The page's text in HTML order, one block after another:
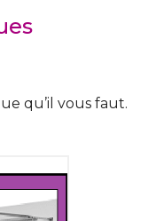
qu’il vous faut.